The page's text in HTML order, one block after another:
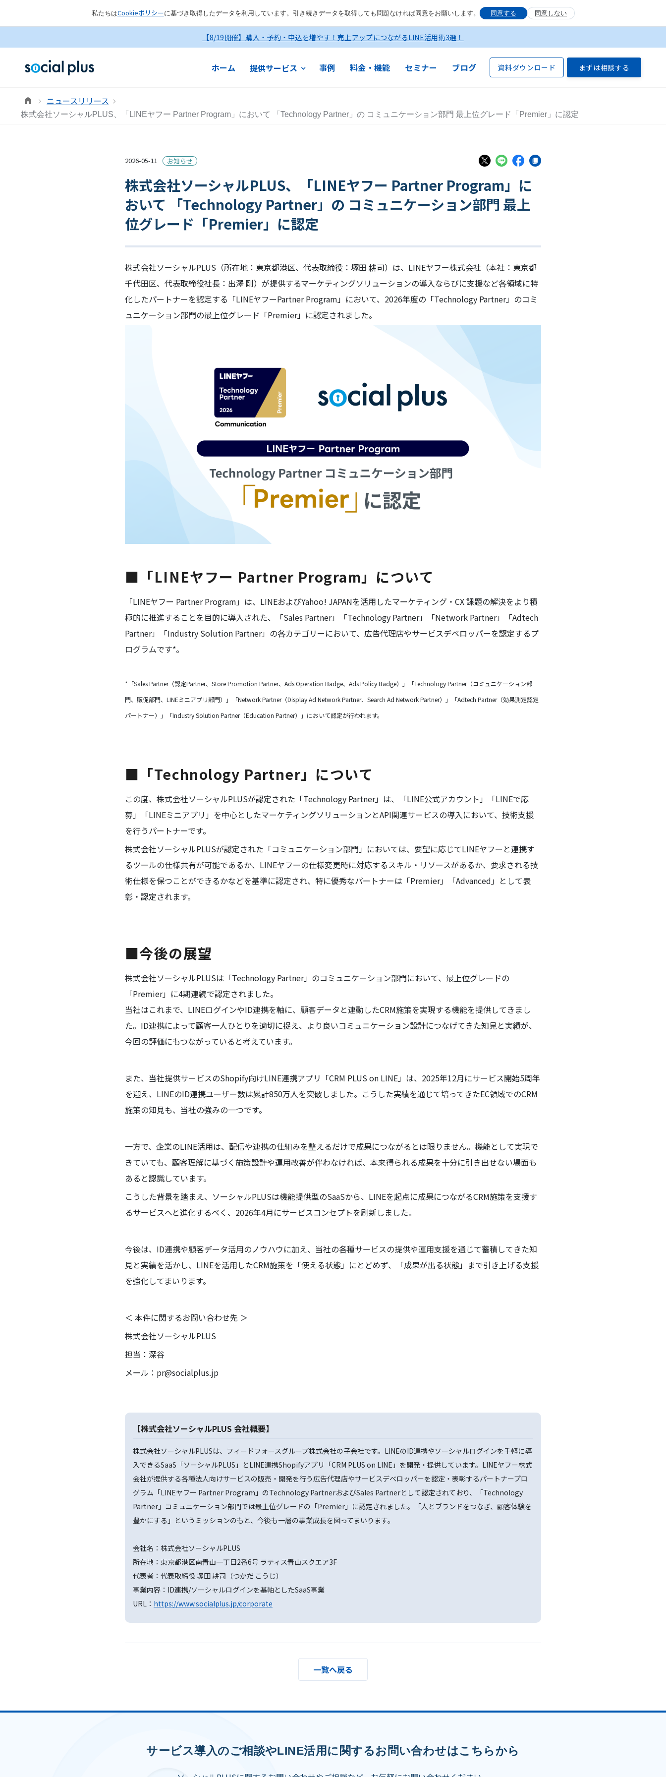
私たちはCookieポリシーに基づき取得したデータを利用しています。引き続きデータを取得しても問題なければ同意をお願いします。 同意する 同意しない
【8/19開催】購入・予約・申込を増やす！売上アップにつながるLINE活用術3選！
ホーム 提供サービス 事例 料金・機能 セミナー ブログ 資料ダウンロード まずは相談する
ニュースリリース
株式会社ソーシャルPLUS、「LINEヤフー Partner Program」において 「Technology Partner」の コミュニケーション部門 最上位グレード「Premier」に認定
2026-05-11 お知らせ
株式会社ソーシャルPLUS、「LINEヤフー Partner Program」に
おいて 「Technology Partner」の コミュニケーション部門 最上
位グレード「Premier」に認定
株式会社ソーシャルPLUS（所在地：東京都港区、代表取締役：塚田 耕司）は、LINEヤフー株式会社（本社：東京都
千代田区、代表取締役社長：出澤 剛）が提供するマーケティングソリューションの導入ならびに支援など各領域に特
化したパートナーを認定する「LINEヤフーPartner Program」において、2026年度の「Technology Partner」のコミ
ュニケーション部門の最上位グレード「Premier」に認定されました。
■「LINEヤフー Partner Program」について
「LINEヤフー Partner Program」は、LINEおよびYahoo! JAPANを活用したマーケティング・CX 課題の解決をより積
極的に推進することを目的に導入された、「Sales Partner」「Technology Partner」「Network Partner」「Adtech
Partner」「Industry Solution Partner」の各カテゴリーにおいて、広告代理店やサービスデベロッパーを認定するプ
ログラムです*。
*「Sales Partner（認定Partner、Store Promotion Partner、Ads Operation Badge、Ads Policy Badge）」「Technology Partner（コミュニケーション部
門、販促部門、LINEミニアプリ部門）」「Network Partner（Display Ad Network Partner、Search Ad Network Partner）」「Adtech Partner（効果測定認定
パートナー）」「Industry Solution Partner（Education Partner）」において認定が行われます。
■「Technology Partner」について
この度、株式会社ソーシャルPLUSが認定された「Technology Partner」は、「LINE公式アカウント」「LINEで応
募」「LINEミニアプリ」を中心としたマーケティングソリューションとAPI関連サービスの導入において、技術支援
を行うパートナーです。
株式会社ソーシャルPLUSが認定された「コミュニケーション部門」においては、要望に応じてLINEヤフーと連携す
るツールの仕様共有が可能であるか、LINEヤフーの仕様変更時に対応するスキル・リソースがあるか、要求される技
術仕様を保つことができるかなどを基準に認定され、特に優秀なパートナーは「Premier」「Advanced」として表
彰・認定されます。
■今後の展望
株式会社ソーシャルPLUSは「Technology Partner」のコミュニケーション部門において、最上位グレードの
「Premier」に4期連続で認定されました。
当社はこれまで、LINEログインやID連携を軸に、顧客データと連動したCRM施策を実現する機能を提供してきまし
た。ID連携によって顧客一人ひとりを適切に捉え、より良いコミュニケーション設計につなげてきた知見と実績が、
今回の評価にもつながっていると考えています。
また、当社提供サービスのShopify向けLINE連携アプリ「CRM PLUS on LINE」は、2025年12月にサービス開始5周年
を迎え、LINEのID連携ユーザー数は累計850万人を突破しました。こうした実績を通じて培ってきたEC領域でのCRM
施策の知見も、当社の強みの一つです。
一方で、企業のLINE活用は、配信や連携の仕組みを整えるだけで成果につながるとは限りません。機能として実現で
きていても、顧客理解に基づく施策設計や運用改善が伴わなければ、本来得られる成果を十分に引き出せない場面も
あると認識しています。
こうした背景を踏まえ、ソーシャルPLUSは機能提供型のSaaSから、LINEを起点に成果につながるCRM施策を支援す
るサービスへと進化するべく、2026年4月にサービスコンセプトを刷新しました。
今後は、ID連携や顧客データ活用のノウハウに加え、当社の各種サービスの提供や運用支援を通じて蓄積してきた知
見と実績を活かし、LINEを活用したCRM施策を「使える状態」にとどめず、「成果が出る状態」まで引き上げる支援
を強化してまいります。
＜ 本件に関するお問い合わせ先 ＞
株式会社ソーシャルPLUS
担当：深谷
メール：pr@socialplus.jp
【株式会社ソーシャルPLUS 会社概要】
株式会社ソーシャルPLUSは、フィードフォースグループ株式会社の子会社です。LINEのID連携やソーシャルログインを手軽に導
入できるSaaS「ソーシャルPLUS」とLINE連携Shopifyアプリ「CRM PLUS on LINE」を開発・提供しています。LINEヤフー株式
会社が提供する各種法人向けサービスの販売・開発を行う広告代理店やサービスデベロッパーを認定・表彰するパートナープロ
グラム「LINEヤフー Partner Program」のTechnology PartnerおよびSales Partnerとして認定されており、「Technology
Partner」コミュニケーション部門では最上位グレードの「Premier」に認定されました。「人とブランドをつなぎ、顧客体験を
豊かにする」というミッションのもと、今後も一層の事業成長を図ってまいります。
会社名：株式会社ソーシャルPLUS
所在地：東京都港区南青山一丁目2番6号 ラティス青山スクエア3F
代表者：代表取締役 塚田 耕司（つかだ こうじ）
事業内容：ID連携/ソーシャルログインを基軸としたSaaS事業
URL： https://www.socialplus.jp/corporate
一覧へ戻る
サービス導入のご相談やLINE活用に関するお問い合わせはこちらから